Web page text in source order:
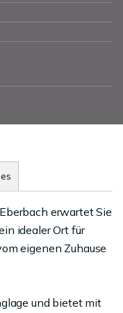
erwartet Sie
idealer Ort für
eigenen Zuhause
und bietet mit